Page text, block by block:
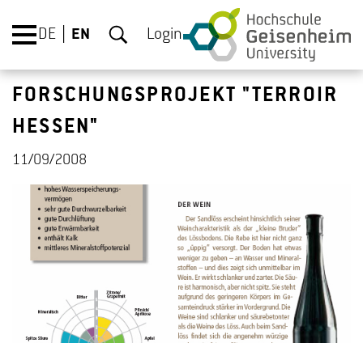
DE EN Login
FORSCHUNGSPROJEKT "TERROIR
HESSEN"
11/09/2008